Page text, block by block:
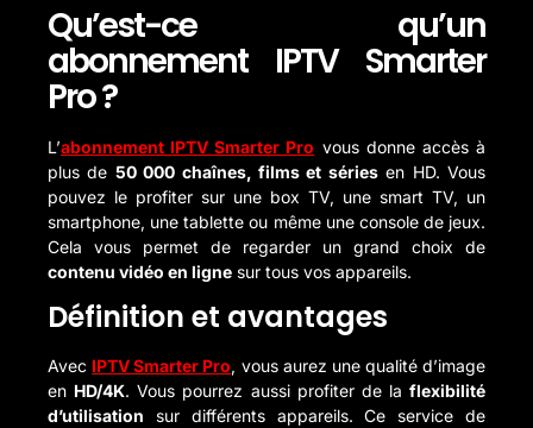
Qu’est-ce qu’un
abonnement IPTV Smarter
Pro ?
L’abonnement IPTV Smarter Pro vous donne accès à
plus de 50 000 chaînes, films et sériesen HD. Vous
pouvez le profiter sur une box TV, une smart TV, un
smartphone, une tablette ou même une console de jeux.
Cela vous permet de regarder un grand choix de
contenu vidéo en ligne sur tous vos appareils.
Définition et avantages
Avec IPTV Smarter Pro, vous aurez une qualité d’image
en HD/4K. Vous pourrez aussi profiter de la flexibilité
d’utilisation sur différents appareils. Ce service de